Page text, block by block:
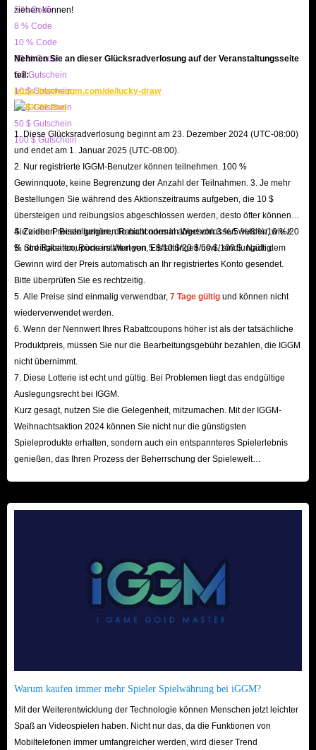
alle verfügbaren Plattformen zu kaufen. Wir heißen alle Spieler, die uns ihr
Vertrauen schenken, herzlich willkommen und freuen uns jederzeit auf
ziehen können!
5 % Code
8 % Code
10 % Code
20 % Code
5 $ Gutschein
10 $ Gutschein
20 $ Gutschein
50 $ Gutschein
100 $ Gutschein
Nehmen Sie an dieser Glücksradverlosung auf der Veranstaltungsseite
teil:
https://www.iggm.com/de/lucky-draw
1. Diese Glücksradverlosung beginnt am 23. Dezember 2024 (UTC-08:00)
und endet am 1. Januar 2025 (UTC-08:00).
2. Nur registrierte IGGM-Benutzer können teilnehmen. 100 %
Gewinnquote, keine Begrenzung der Anzahl der Teilnahmen. 3. Je mehr
Bestellungen Sie während des Aktionszeitraums aufgeben, die 10 $
übersteigen und reibungslos abgeschlossen werden, desto öfter können
Sie ziehen. Bestellungen, die nicht normal abgeschlossen werden, wie z.
B. Streitigkeiten, Rückerstattungen, Erstattungen usw., sind ungültig.
4. Zu den Preisen gehören Rabattcodes im Wert von 3 %/5 %/8 %/10 %/20
% und Rabattcoupons im Wert von 5 $/10 $/20 $/50 $/100 $. Nach dem
Gewinn wird der Preis automatisch an Ihr registriertes Konto gesendet.
Bitte überprüfen Sie es rechtzeitig.
5. Alle Preise sind einmalig verwendbar, 7 Tage gültig und können nicht
wiederverwendet werden.
6. Wenn der Nennwert Ihres Rabattcoupons höher ist als der tatsächliche
Produktpreis, müssen Sie nur die Bearbeitungsgebühr bezahlen, die IGGM
nicht übernimmt.
7. Diese Lotterie ist echt und gültig. Bei Problemen liegt das endgültige
Auslegungsrecht bei IGGM.
Kurz gesagt, nutzen Sie die Gelegenheit, mitzumachen. Mit der IGGM-
Weihnachtsaktion 2024 können Sie nicht nur die günstigsten
Spieleprodukte erhalten, sondern auch ein entspannteres Spielerlebnis
genießen, das Ihren Prozess der Beherrschung der Spielewelt
Warum kaufen immer mehr Spieler Spielwährung bei iGGM?
Mit der Weiterentwicklung der Technologie können Menschen jetzt leichter
Spaß an Videospielen haben. Nicht nur das, da die Funktionen von
Mobiltelefonen immer umfangreicher werden, wird dieser Trend